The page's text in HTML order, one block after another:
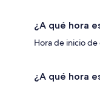
¿A qué hora
Hora de inicio
¿A qué hora